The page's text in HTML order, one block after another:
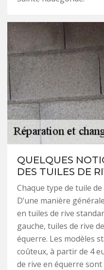
QUELQUES
DES TUILES DE
Chaque type de tuile
D’une manière
en tuiles de rive
gauche, tuiles de rive
équerre. Les modèles
coûteux, à partir de 4
de rive en équerre